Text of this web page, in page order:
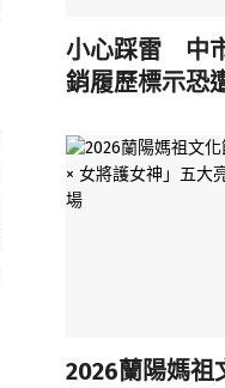
小心踩雷 中
銷履歷標示恐
2026蘭陽媽祖